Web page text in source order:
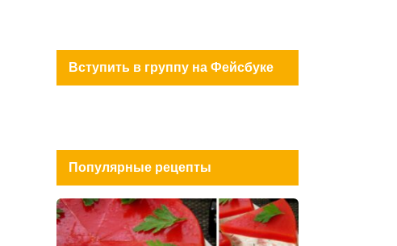
Вступить в группу на Фейсбуке
Популярные рецепты